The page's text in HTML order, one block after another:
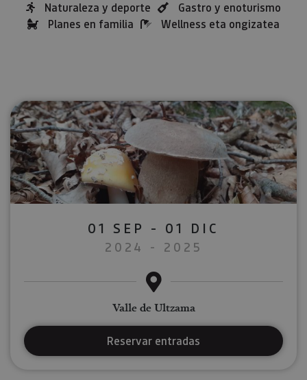
Naturaleza y deporte
Gastro y enoturismo
Planes en familia
Wellness eta ongizatea
01 SEP - 01 DIC
2024 - 2025
Valle de Ultzama
Reservar entradas